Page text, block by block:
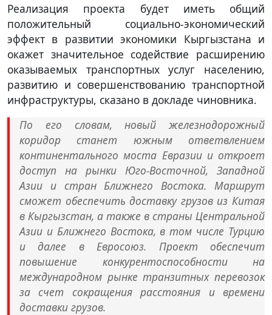
Реализация проекта будет иметь общий
положительный социально-экономический
эффект в развитии экономики Кыргызстана и
окажет значительное содействие расширению
оказываемых транспортных услуг населению,
развитию и совершенствованию транспортной
инфраструктуры, сказано в докладе чиновника.
По его словам, новый железнодорожный
коридор станет южным ответвлением
континентального моста Евразии и откроет
доступ на рынки Юго-Восточной, Западной
Азии и стран Ближнего Востока. Маршрут
сможет обеспечить доставку грузов из Китая
в Кыргызстан, а также в страны Центральной
Азии и Ближнего Востока, в том числе Турцию
и далее в Евросоюз. Проект обеспечит
повышение конкурентоспособности на
международном рынке транзитных перевозок
за счет сокращения расстояния и времени
доставки грузов.